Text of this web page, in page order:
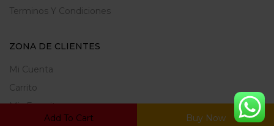
Add To Cart Buy Now
Terminos Y Condiciones
ZONA DE CLIENTES
Mi Cuenta
Carrito
Mis Favoritos